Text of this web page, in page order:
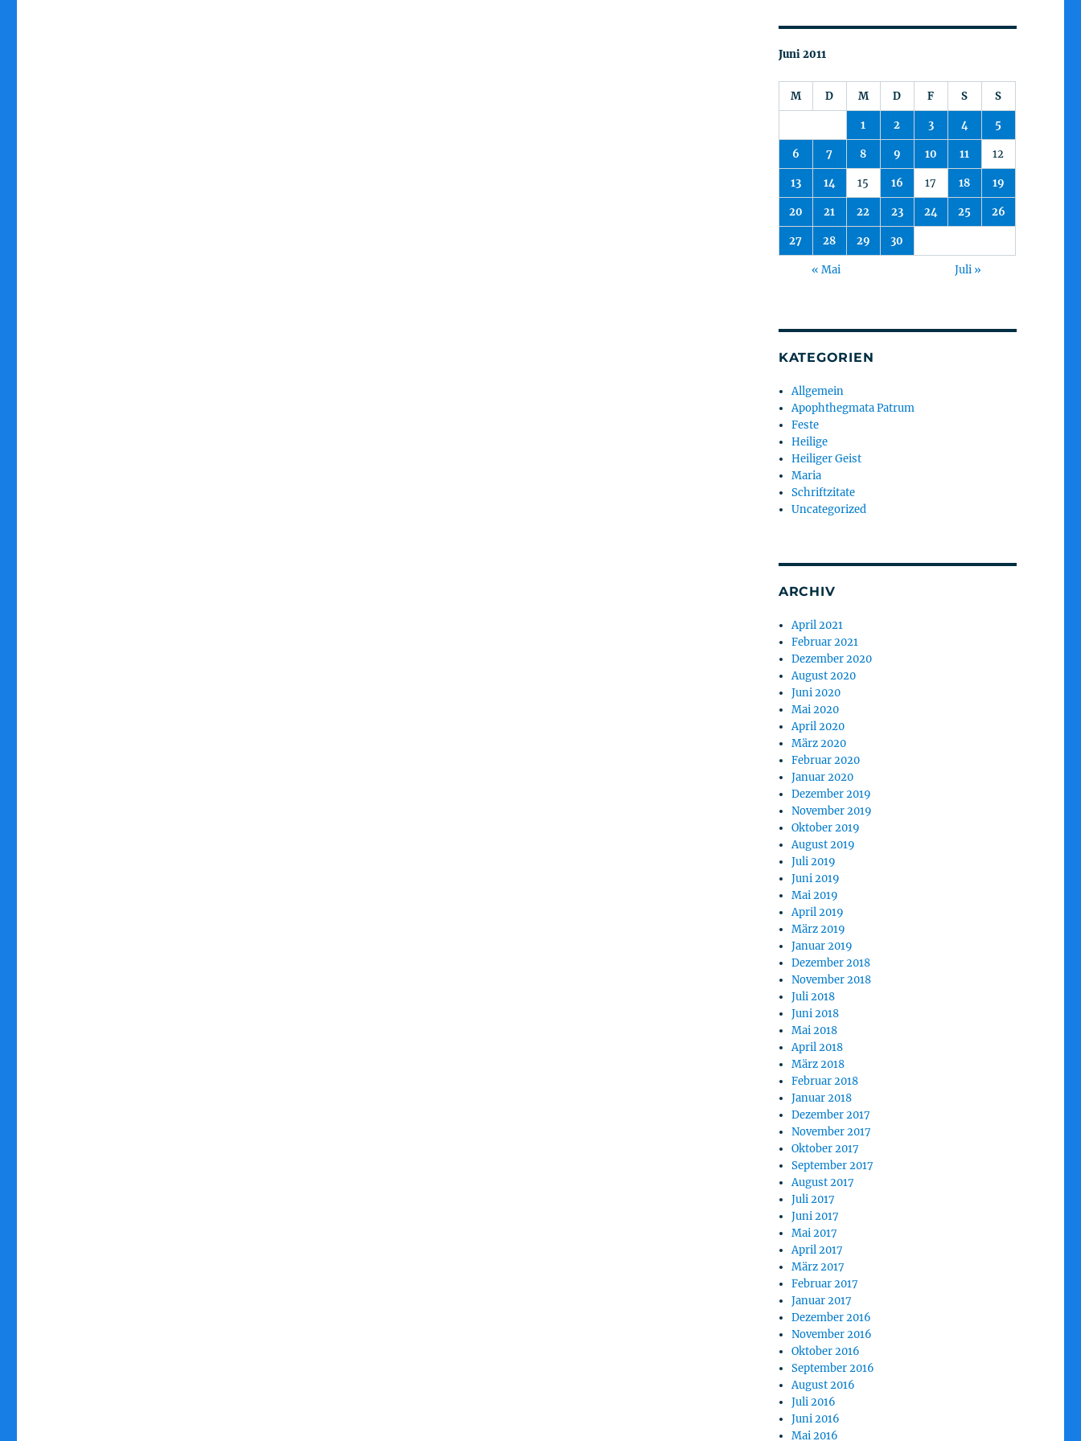
Juni 2011
M D M D F S S
1 2 3 4 5
6 7 8 9 10 11 12
13 14 15 16 17 18 19
20 21 22 23 24 25 26
27 28 29 30
« Mai Juli »
KATEGORIEN
Allgemein
Apophthegmata Patrum
Feste
Heilige
Heiliger Geist
Maria
Schriftzitate
Uncategorized
ARCHIV
April 2021
Februar 2021
Dezember 2020
August 2020
Juni 2020
Mai 2020
April 2020
März 2020
Februar 2020
Januar 2020
Dezember 2019
November 2019
Oktober 2019
August 2019
Juli 2019
Juni 2019
Mai 2019
April 2019
März 2019
Januar 2019
Dezember 2018
November 2018
Juli 2018
Juni 2018
Mai 2018
April 2018
März 2018
Februar 2018
Januar 2018
Dezember 2017
November 2017
Oktober 2017
September 2017
August 2017
Juli 2017
Juni 2017
Mai 2017
April 2017
März 2017
Februar 2017
Januar 2017
Dezember 2016
November 2016
Oktober 2016
September 2016
August 2016
Juli 2016
Juni 2016
Mai 2016